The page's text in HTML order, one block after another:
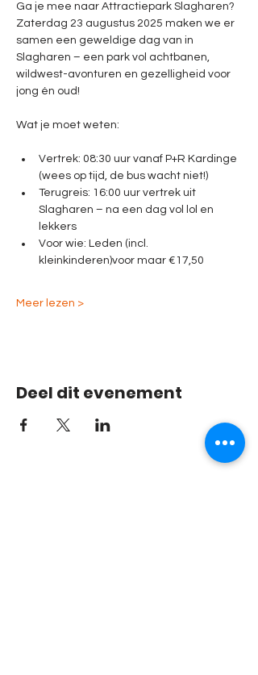
Ga je mee naar Attractiepark Slagharen?
Zaterdag 23 augustus 2025 maken we er
samen een geweldige dag van in
Slagharen – een park vol achtbanen,
wildwest-avonturen en gezelligheid voor
jong én oud!
Wat je moet weten:
Vertrek: 08:30 uur vanaf P+R Kardinge
(wees op tijd, de bus wacht niet!)
Terugreis: 16:00 uur vertrek uit
Slagharen – na een dag vol lol en
lekkers
Voor wie: Leden (incl.
kleinkinderen)voor maar €17,50
Meer lezen >
Deel dit evenement